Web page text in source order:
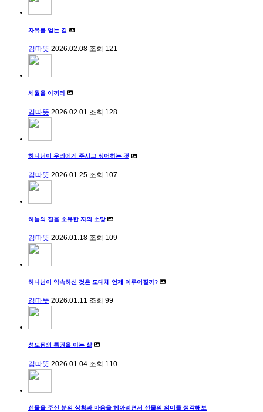
자유를 얻는 길
김따뜻 2026.02.08 조회 121
세월을 아끼라
김따뜻 2026.02.01 조회 128
하나님이 우리에게 주시고 싶어하는 것
김따뜻 2026.01.25 조회 107
하늘의 집을 소유한 자의 소망
김따뜻 2026.01.18 조회 109
하나님이 약속하신 것은 도대체 언제 이루어질까?
김따뜻 2026.01.11 조회 99
성도됨의 특권을 아는 삶
김따뜻 2026.01.04 조회 110
선물을 주신 분의 상황과 마음을 헤아리면서 선물의 의미를 생각해보